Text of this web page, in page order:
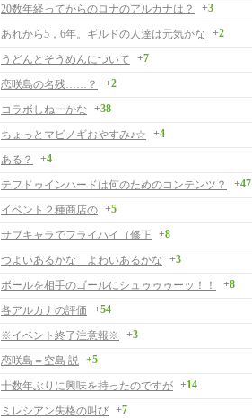
20数年経ってからのロナのアルカナは？
+3
あれから5，6年。ギルドの人達は元気かな
+2
うどんとそうめんについて
+7
恋咲島の名残……？
+2
コラボしねーかな
+38
ちょっとマビノギおやすみ♪☆
+4
ある？
+4
テフドゥインハードは何のためのコンテンツ？
+47
イベント２種商店の +5
サブキャラでフライハイ（修正
+8
つよいあるかな よわいあるかな
+3
ボールを相手のゴールにシュゥゥゥーッ！！
+8
各アルカナの評価
+54
※イベント終了注意報※
+3
恋咲島＝空島 説 +5
十数年ぶりに興味を持ったのですが +14
ミレシアン失格の叫び +7